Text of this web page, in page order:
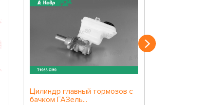
Цилиндр главный тормозов с
бачком ГАЗель...